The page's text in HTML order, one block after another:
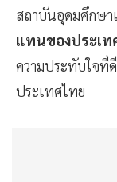
สถาบันอุดมศึกษา
แทนของประเท
ความประทับใจที่
ประเทศไทย